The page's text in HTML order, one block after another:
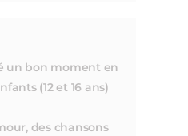
un bon moment en
(12 et 16 ans)
des chansons